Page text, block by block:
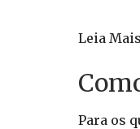
Leia
Para os